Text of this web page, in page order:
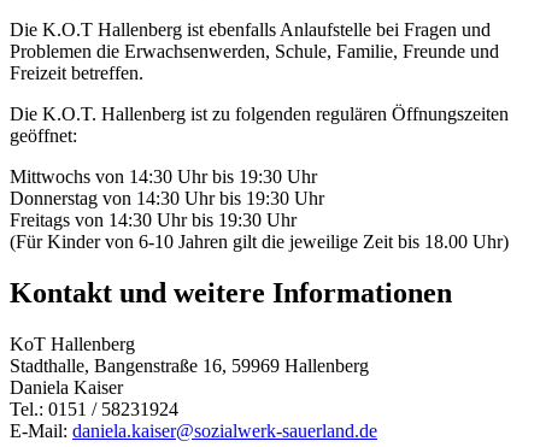
Die K.O.T Hallenberg ist ebenfalls Anlaufstelle bei Fragen und
Problemen die Erwachsenwerden, Schule, Familie, Freunde und
Freizeit betreffen.
Die K.O.T. Hallenberg ist zu folgenden regulären Öffnungszeiten
geöffnet:
Mittwochs von 14:30 Uhr bis 19:30 Uhr
Donnerstag von 14:30 Uhr bis 19:30 Uhr
Freitags von 14:30 Uhr bis 19:30 Uhr
(Für Kinder von 6-10 Jahren gilt die jeweilige Zeit bis 18.00 Uhr)
Kontakt und weitere Informationen
KoT Hallenberg
Stadthalle, Bangenstraße 16, 59969 Hallenberg
Daniela Kaiser
Tel.: 0151 / 58231924
E-Mail: daniela.kaiser@​sozialwerk-sauerland.de